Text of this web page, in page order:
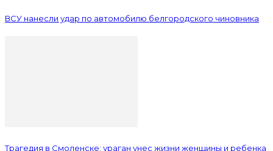
ВСУ нанесли удар по автомобилю белгородского чиновника
Трагедия в Смоленске: ураган унес жизни женщины и ребенка